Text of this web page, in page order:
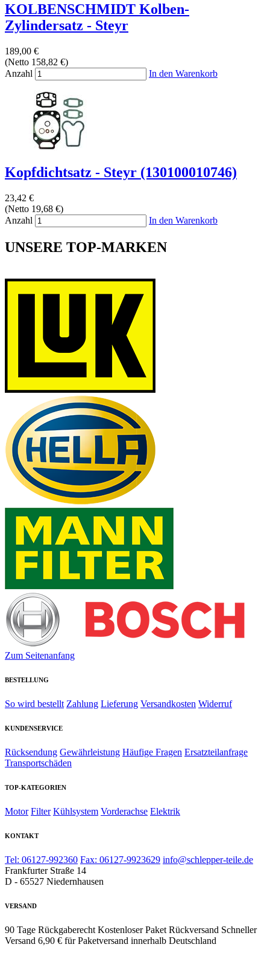
KOLBENSCHMIDT Kolben-
Zylindersatz - Steyr
189,00 €
(Netto 158,82 €)
Anzahl
In den Warenkorb
Kopfdichtsatz - Steyr (130100010746)
23,42 €
(Netto 19,68 €)
Anzahl
In den Warenkorb
UNSERE TOP-MARKEN
Zum Seitenanfang
BESTELLUNG
So wird bestellt Zahlung Lieferung Versandkosten Widerruf
KUNDENSERVICE
Rücksendung Gewährleistung Häufige Fragen Ersatzteilanfrage
Transportschäden
TOP-KATEGORIEN
Motor Filter Kühlsystem Vorderachse Elektrik
KONTAKT
Tel: 06127-992360 Fax: 06127-9923629 info@schlepper-teile.de
Frankfurter Straße 14
D - 65527 Niedernhausen
VERSAND
90 Tage Rückgaberecht Kostenloser Paket Rückversand Schneller
Versand 6,90 € für Paketversand innerhalb Deutschland